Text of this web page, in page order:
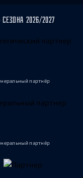
2026/2027
партнёр
партнёр